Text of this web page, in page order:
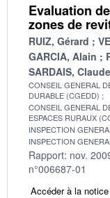
Evaluation
zones de
RUIZ, Gérard
GARCIA, Alain
SARDAIS, Claude
CONSEIL GENERAL
DURABLE (CGEDD)
CONSEIL GENERAL
ESPACES RURAUX
INSPECTION
INSPECTION
Rapport: nov.
n°006687-01
Accéder à la notice